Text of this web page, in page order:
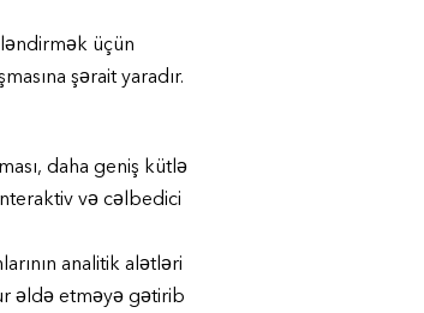
üçün
şərait yaradır.
daha geniş kütlə
və cəlbedici
analitik alətləri
əldə etməyə gətirib